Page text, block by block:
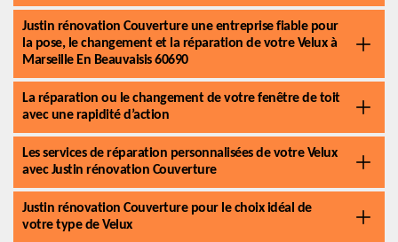
Justin rénovation Couverture une entreprise fiable pour
la pose, le changement et la réparation de votre Velux à
Marseille En Beauvaisis 60690
La réparation ou le changement de votre fenêtre de toit
avec une rapidité d’action
Les services de réparation personnalisées de votre Velux
avec Justin rénovation Couverture
Justin rénovation Couverture pour le choix idéal de
votre type de Velux